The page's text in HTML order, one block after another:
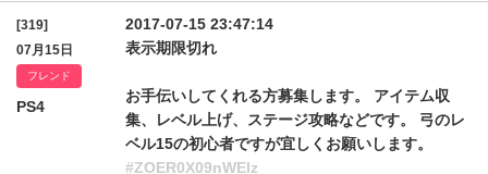
[319]
07月15日
フレンド
PS4
2017-07-15 23:47:14
表示期限切れ
お手伝いしてくれる方募集します。 アイテム収
集、レベル上げ、ステージ攻略などです。 弓のレ
ベル15の初心者ですが宜しくお願いします。
#ZOER0X09nWElz